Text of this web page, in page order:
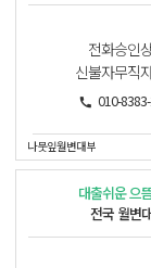
전화승인
신불자무직
010-
나뭇잎월변대부
대출쉬운 으
전국 월변